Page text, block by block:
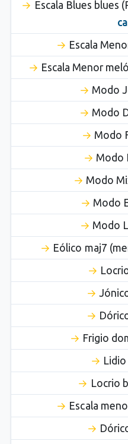
Escala Blues blues
Escala
Escala Menor
Modo
Modo
Modo
Modo
Modo
Modo
Modo
Eólico maj7
Frigio
Locrio
Escala